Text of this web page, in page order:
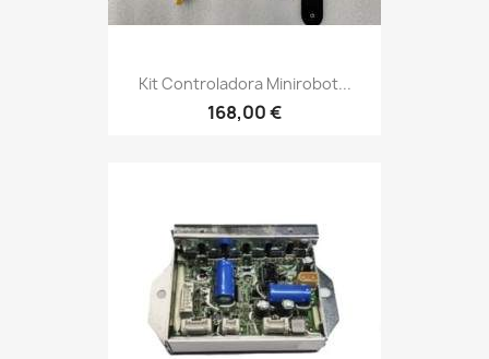
Kit Controladora Minirobot...
168,00 €